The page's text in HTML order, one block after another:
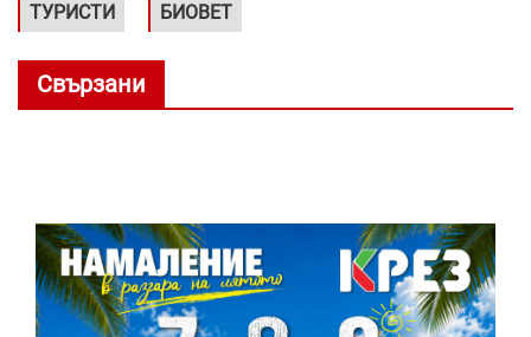
ТУРИСТИ БИОВЕТ
Свързани